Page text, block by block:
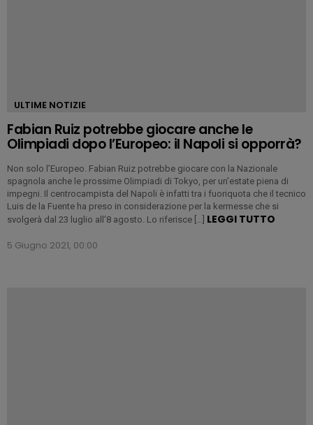
ULTIME NOTIZIE
Fabian Ruiz potrebbe giocare anche le
Olimpiadi dopo l’Europeo: il Napoli si opporrà?
Non solo l’Europeo. Fabian Ruiz potrebbe giocare con la Nazionale
spagnola anche le prossime Olimpiadi di Tokyo, per un’estate piena di
impegni. Il centrocampista del Napoli è infatti tra i fuoriquota che il tecnico
Luis de la Fuente ha preso in considerazione per la kermesse che si
svolgerà dal 23 luglio all’8 agosto. Lo riferisce […] LEGGI TUTTO
5 Giugno 2021, 00:00